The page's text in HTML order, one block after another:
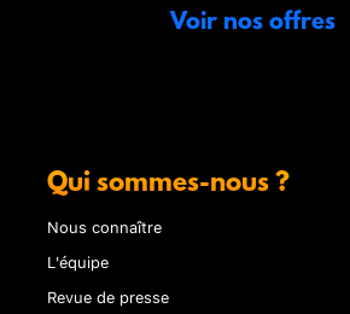
Voir nos offres
Qui sommes-nous ?
Nous connaître
L'équipe
Revue de presse